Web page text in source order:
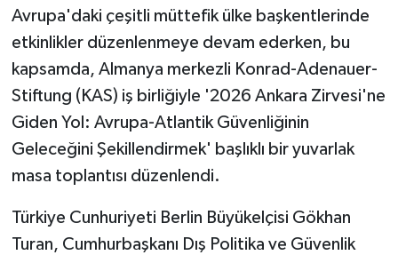
Avrupa'daki çeşitli müttefik ülke başkentlerinde
etkinlikler düzenlenmeye devam ederken, bu
kapsamda, Almanya merkezli Konrad-Adenauer-
Stiftung (KAS) iş birliğiyle '2026 Ankara Zirvesi'ne
Giden Yol: Avrupa-Atlantik Güvenliğinin
Geleceğini Şekillendirmek' başlıklı bir yuvarlak
masa toplantısı düzenlendi.
Türkiye Cunhuriyeti Berlin Büyükelçisi Gökhan
Turan, Cumhurbaşkanı Dış Politika ve Güvenlik